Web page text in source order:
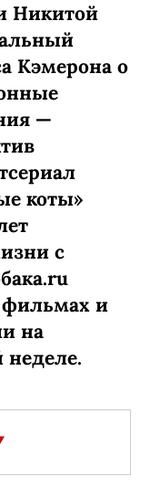
Никитой
Кэмерона о
—
коты»
с
фильмах и
на
неделе.